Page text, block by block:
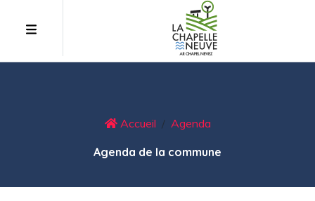
Accueil Agenda
Agenda de la commune